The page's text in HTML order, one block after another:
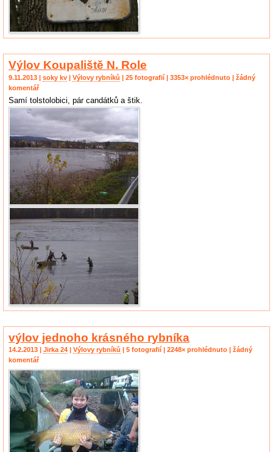
Výlov Koupaliště N. Role
9.11.2013 | soky kv | Výlovy rybníků | 25 fotografií | 3353× prohlédnuto | žádný
komentář
Samí tolstolobici, pár candátků a štik.
výlov jednoho krásného rybníka
14.2.2013 | Jirka 24 Výlovy rybníků | 5 fotografií | 2248× prohlédnuto | žádný
komentář